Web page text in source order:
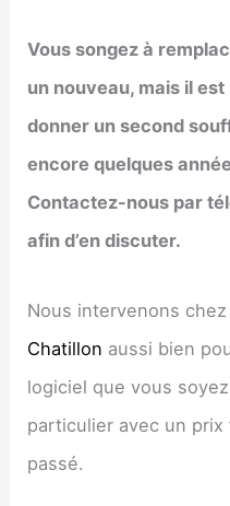
Vous songez à
un nouveau, mais il
donner un second
encore quelques
Contactez-nous par
afin d’en discuter.
Nous intervenons
Chatillon aussi bien
logiciel que vous
particulier avec un
passé.